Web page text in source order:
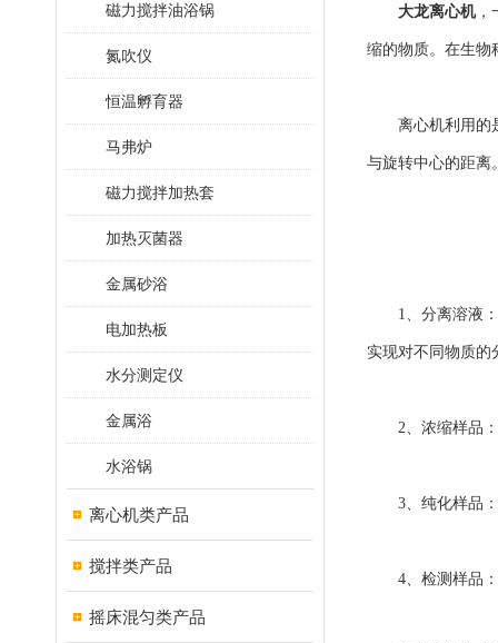
磁力搅拌油浴锅
氮吹仪
恒温孵育器
马弗炉
磁力搅拌加热套
加热灭菌器
金属砂浴
电加热板
水分测定仪
金属浴
水浴锅
离心机类产品
搅拌类产品
摇床混匀类产品
大龙离心机，
缩的物质。在生物
离心机利用的是
与旋转中心的距离
1、分离溶液：
实现对不同物质的
2、浓缩样品：
3、纯化样品：
4、检测样品：